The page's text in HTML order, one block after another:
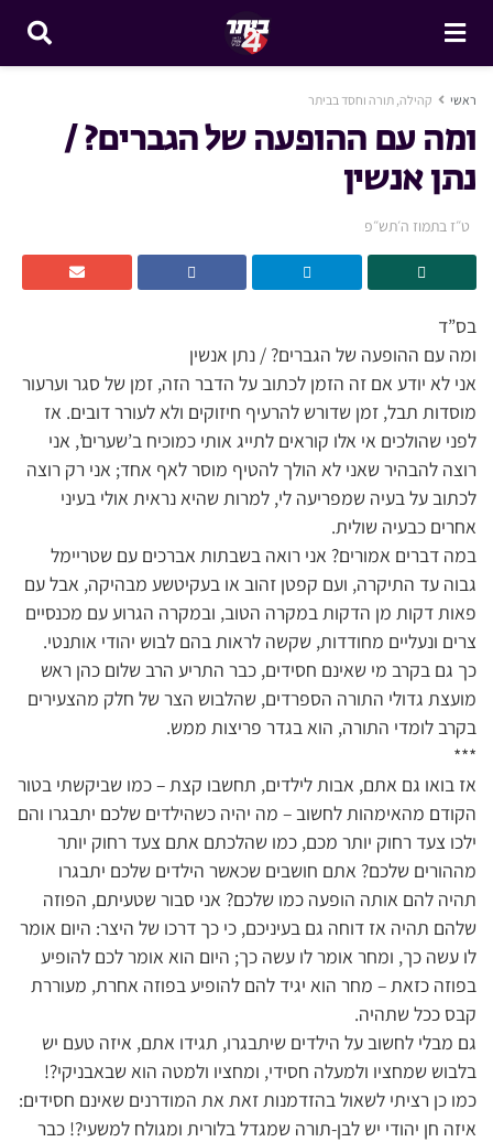
ראשי קהילה, תורה וחסד בביתר
ומה עם ההופעה של הגברים? /
נתן אנשין
ט״ז בתמוז ה׳תש״פ
בס”ד
ומה עם ההופעה של הגברים? / נתן אנשין
אני לא יודע אם זה הזמן לכתוב על הדבר הזה, זמן של סגר וערעור
מוסדות תבל, זמן שדורש להרעיף חיזוקים ולא לעורר דובים. אז
לפני שהולכים אי אלו קוראים לתייג אותי כמוכיח ב’שערים’, אני
רוצה להבהיר שאני לא הולך להטיף מוסר לאף אחד; אני רק רוצה
לכתוב על בעיה שמפריעה לי, למרות שהיא נראית אולי בעיני
אחרים כבעיה שולית.
במה דברים אמורים? אני רואה בשבתות אברכים עם שטריימל
גבוה עד התיקרה, ועם קפטן זהוב או בעקיטשע מבהיקה, אבל עם
פאות דקות מן הדקות במקרה הטוב, ובמקרה הגרוע עם מכנסיים
צרים ונעליים מחודדות, שקשה לראות בהם לבוש יהודי אותנטי.
כך גם בקרב מי שאינם חסידים, כבר התריע הרב שלום כהן ראש
מועצת גדולי התורה הספרדים, שהלבוש הצר של חלק מהצעירים
בקרב לומדי התורה, הוא בגדר פריצות ממש.
***
אז בואו גם אתם, אבות לילדים, תחשבו קצת – כמו שביקשתי בטור
הקודם מהאימהות לחשוב – מה יהיה כשהילדים שלכם יתבגרו והם
ילכו צעד רחוק יותר מכם, כמו שהלכתם אתם צעד רחוק יותר
מההורים שלכם? אתם חושבים שכאשר הילדים שלכם יתבגרו
תהיה להם אותה הופעה כמו שלכם? אני סבור שטעיתם, הפוזה
שלהם תהיה אז דוחה גם בעיניכם, כי כך דרכו של היצר: היום אומר
לו עשה כך, ומחר אומר לו עשה כך; היום הוא אומר לכם להופיע
בפוזה כזאת – מחר הוא יגיד להם להופיע בפוזה אחרת, מעוררת
קבס ככל שתהיה.
גם מבלי לחשוב על הילדים שיתבגרו, תגידו אתם, איזה טעם יש
בלבוש שמחציו ולמעלה חסידי, ומחציו ולמטה הוא שבאבניקי?!
כמו כן רציתי לשאול בהזדמנות זאת את המודרנים שאינם חסידים:
איזה חן יהודי יש לבן-תורה שמגדל בלורית ומגולח למשעי?! כבר